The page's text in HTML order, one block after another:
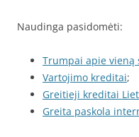
Naudinga pasidomėti:
Trumpai apie
Vartojimo kreditai;
Greitieji kreditai
Greita paskola